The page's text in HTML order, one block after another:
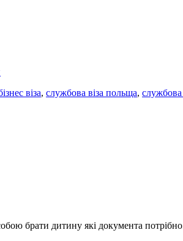
віза, службова віза польща, службова
брати дитину які документа